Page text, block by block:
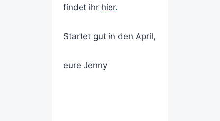
findet ihr hier.
Startet gut in den April,
eure Jenny